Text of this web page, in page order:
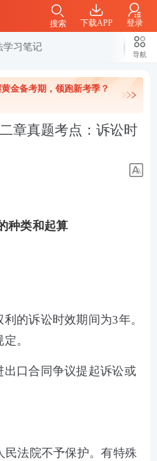
下载APP 登录
搜索
学习笔记
导航
金备考期，领跑新考季？
章真题考点：诉讼时
种类和起算
的诉讼时效期间为3年。
。
口合同争议提起诉讼或
民法院不予保护。有特殊